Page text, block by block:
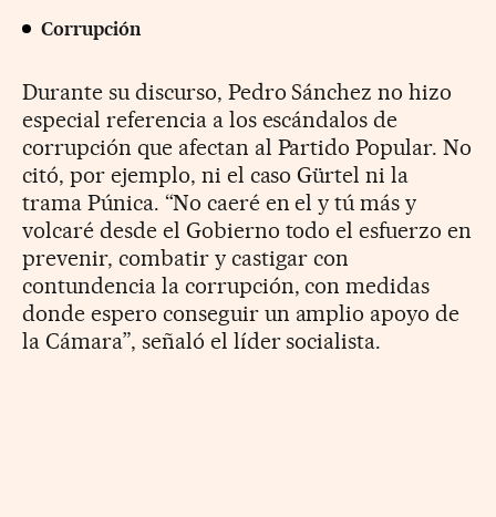
Corrupción
Durante su discurso, Pedro Sánchez no hizo
especial referencia a los escándalos de
corrupción que afectan al Partido Popular. No
citó, por ejemplo, ni el caso Gürtel ni la
trama Púnica. “No caeré en el y tú más y
volcaré desde el Gobierno todo el esfuerzo en
prevenir, combatir y castigar con
contundencia la corrupción, con medidas
donde espero conseguir un amplio apoyo de
la Cámara”, señaló el líder socialista.